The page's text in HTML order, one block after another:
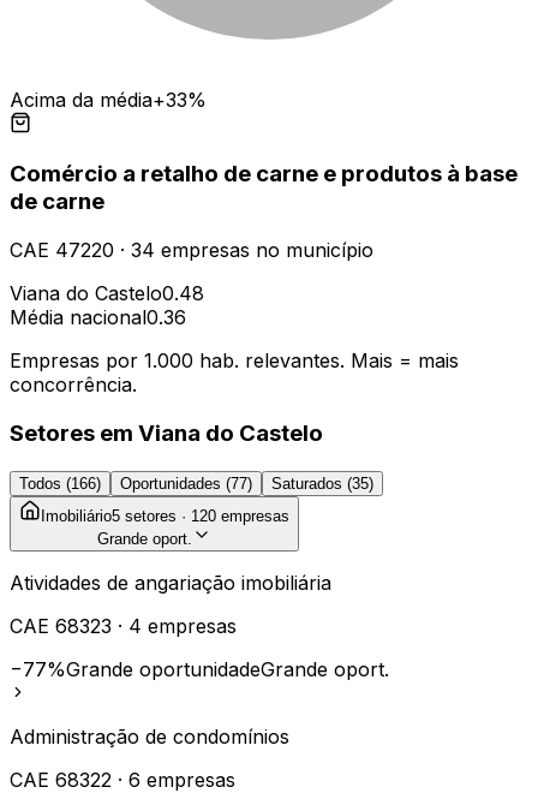
Acima da média+33%
Comércio a retalho de carne e produtos à base
de carne
CAE 47220 · 34 empresas no município
Viana do Castelo0.48
Média nacional0.36
Empresas por 1.000 hab. relevantes. Mais = mais
concorrência.
Setores em Viana do Castelo
Todos (166) Oportunidades (77) Saturados (35)
Imobiliário5 setores · 120 empresas
Grande oport.
Atividades de angariação imobiliária
CAE 68323 · 4 empresas
−77%Grande oportunidadeGrande oport.
Administração de condomínios
CAE 68322 · 6 empresas